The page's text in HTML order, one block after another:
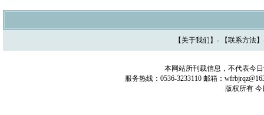
【 关于我们 】- 【联系方法
本网站所刊载信息，不代表今
服务热线：0536-3233110 邮箱：
版权所有 今